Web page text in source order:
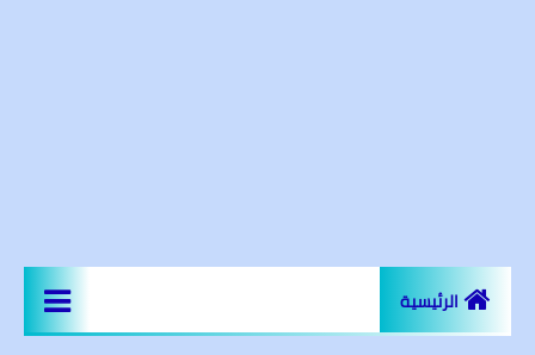
الرئيسية